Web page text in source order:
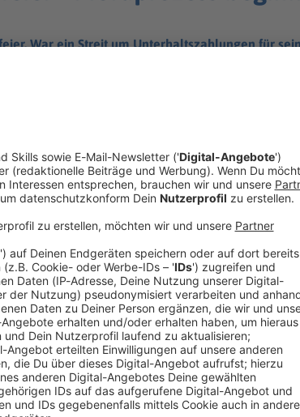
War ein Streit um Unterhaltszahlungen für